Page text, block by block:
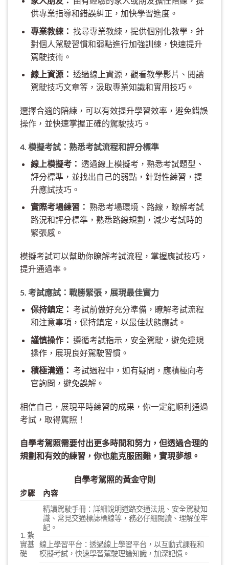
供專業指導和錯誤糾正，加快學習進度。
專業教練： 找尋專業教練，提供個別化教學，針
對個人駕駛習慣和弱點進行加強訓練，快速提升
駕駛技術。
線上資源： 透過線上資源，觀看教學影片、閱讀
駕駛技巧文章等，汲取專業知識和實用技巧。
選擇合適的陪練，可以有效提升學習效率，避免錯誤
操作，並快速掌握正確的駕駛技巧。
4. 模擬考試：熟悉考試流程和評分標準
線上模擬考： 透過線上模擬考，熟悉考試題型、
評分標準，並找出自己的弱點，針對性練習，提
升應試技巧。
實際考場練習： 熟悉考場環境、路線，瞭解考試
路況和評分標準，熟悉路線規劃，減少考試時的
緊張感。
模擬考試可以幫助你瞭解考試流程，掌握應試技巧，
提升通過率。
5. 考試應試：戰勝緊張，展現最佳實力
保持鎮定： 考試前做好充分準備，瞭解考試流程
和注意事項，保持鎮定，以最佳狀態應試。
謹慎操作： 遵循考試指示，安全駕駛，避免違規
操作，展現良好駕駛習慣。
積極溝通： 考試過程中，如有疑問，應積極向考
官詢問，避免誤解。
相信自己，展現平時練習的成果，你一定能順利通過
考試，取得駕照！
自學考駕照需要付出更多時間和努力，但透過合理的
規劃和有效的練習，你也能克服困難，實現夢想。
自學考駕照的黃金守則
步驟 內容
1. 紮
實基
礎
精讀駕駛手冊：詳細說明道路交通法規、安全駕駛知
識、常見交通標誌標線等，務必仔細閱讀、理解並牢
記。
線上學習平台：透過線上學習平台，以互動式課程和
模擬考試，快速學習駕駛理論知識，加深記憶。